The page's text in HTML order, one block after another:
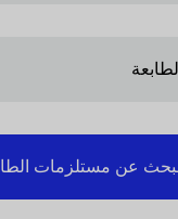
عن مستلزمات